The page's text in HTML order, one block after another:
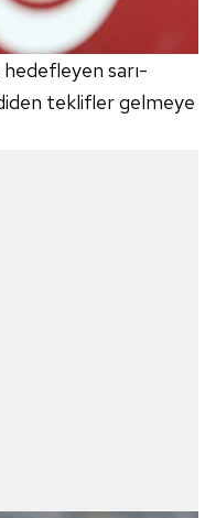
sarı-
teklifler gelmeye